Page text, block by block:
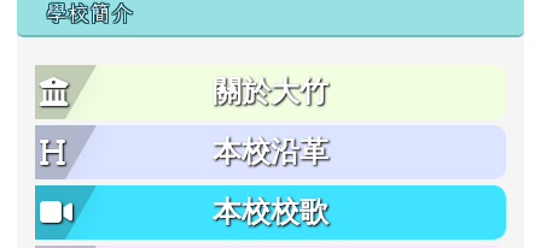
學校簡介
關於大竹
本校沿革
本校校歌